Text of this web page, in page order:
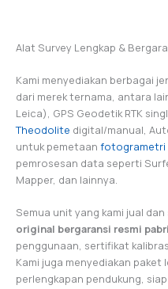
Alat Survey Lengkap &
Kami menyediakan berbagai
dari merek ternama, antara
Leica), GPS Geodetik RTK
Theodolite digital/manual,
untuk pemetaan fotogrametri
pemrosesan data seperti
Mapper, dan lainnya.
Semua unit yang kami jual
original bergaransi resmi
penggunaan, sertifikat
Kami juga menyediakan
perlengkapan pendukung,